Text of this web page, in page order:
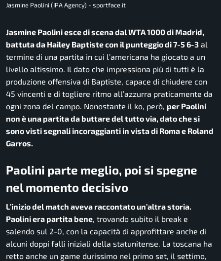
Jasmine Paolini (IPA Agency) - sportface.it
Jasmine Paolini esce di scena dal WTA 1000 di Madrid,
battuta da Hailey Baptiste con il punteggio di 7-5 6-3 al
termine di una partita in cui l’americana ha giocato a un
livello altissimo. Il dato che impressiona più di tutti è la
produzione offensiva di Baptiste, capace di chiudere con
45 vincenti e di togliere ritmo all’azzurra praticamente da
ogni zona del campo. Nonostante il ko, però, per Paolini
non è una partita da buttare del tutto via, dato che si
sono visti segnali incoraggianti in vista di Roma e Roland
Garros.
Paolini parte meglio, poi si spegne
nel momento decisivo
L’inizio del match aveva raccontato un’altra storia.
Paolini era partita bene, trovando subito il break e
salendo sul 2-0, con la capacità di approfittare anche di
alcuni doppi falli iniziali della statunitense. La toscana ha
retto anche un game durissimo nel primo set, il settimo,